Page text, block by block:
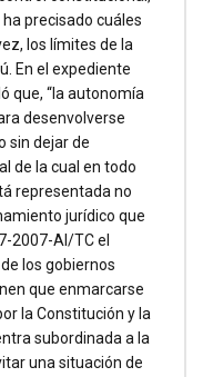
precisado cuáles
los límites de la
En el expediente
que, “la autonomía
desenvolverse
sin dejar de
de la cual en todo
representada no
jurídico que
2007-AI/TC el
los gobiernos
que enmarcarse
la Constitución y la
subordinada a la
una situación de